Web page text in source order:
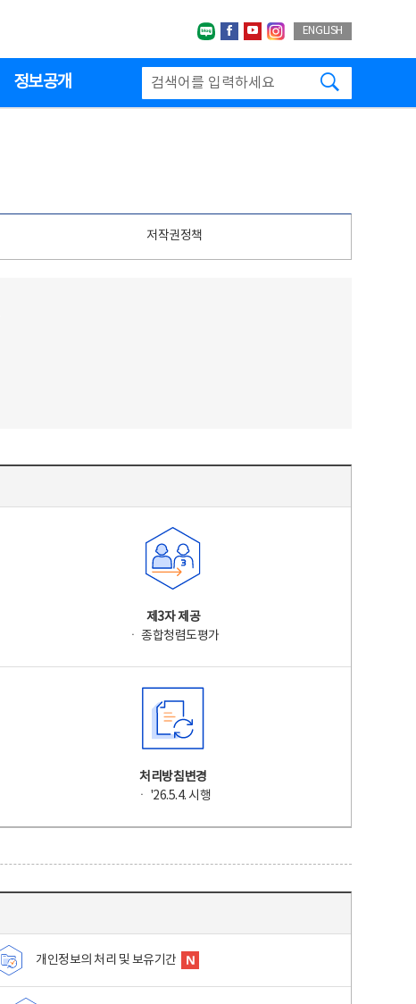
네이버블로그
페이스북
유투브인스타그랩
ENGLISH
정보공개
저작권정책
제3자 제공
ㆍ 종합청렴도평가
처리방침변경
ㆍ '26.5.4. 시행
개인정보의 처리 및 보유기간